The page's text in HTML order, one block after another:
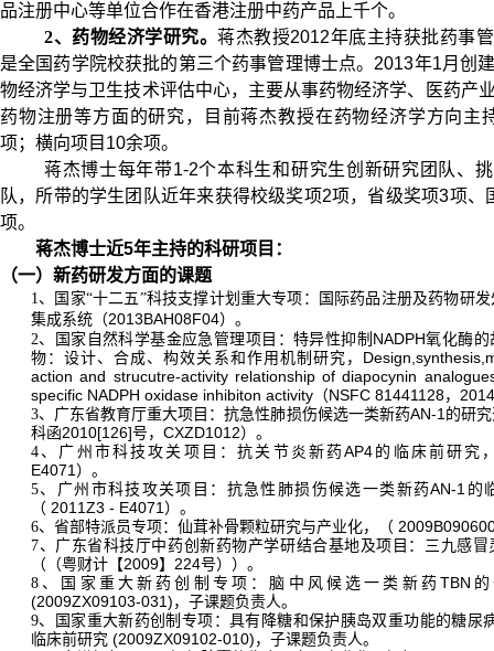
品注册中心等单位合作在香港注册中药产品上千个。
2、药物经济学研究。 蒋杰教授2012年底主持获批药事
是全国药学院校获批的第三个药事管理博士点。 2013年1月创
物经济学与卫生技术评估中心，主要从事药物经济学、医药产
药物注册等方面的研究，目前蒋杰教授在药物经济学方向主
项；横向项目 10余项。
蒋杰博士每年带1-2个本科生和研究生创新研究团队、
队，所带的学生团队近年来获得校级奖项2项，省级奖项3项、
项。
蒋杰博士近5年主持的科研项目：
（一）新药研发方面的课题
1、国家“十二五”科技支撑计划重大专项：国际药品注册及药物研
集成系统（2013BAH08F04）。
2、国家自然科学基金应急管理项目：特异性抑制 NADPH氧化酶的
物：设计、合成、构效关系和作用机制研究，
action and strucutre-activity relationship of diapocynin
specific NADPH oxidase inhibiton activity （NSFC 81441128， 2014
3、广东省教育厅重大项目：抗急性肺损伤候选一类新药AN-1的研
科函2010[126]号， CXZD1012）。
4 、广州市科技攻关项目：抗关节炎新药AP4 的临床前研究
E4071 ）。
5、广州市科技攻关项目：抗急性肺损伤候选一类新药AN-1 的
（ 2011Z3 - E4071 ）。
6、省部特派员专项：仙茸补骨颗粒研究与产业化，（
7、广东省科技厅中药创新药物产学研结合基地及项目：三九感冒
（（粤财计【2009】 224号））。
8 、国家重大新药创制专项：脑中风候选一类新药 TBN
(2009ZX09103-031) ，子课题负责人。
9、国家重大新药创制专项：具有降糖和保护胰岛双重功能的糖尿
临床前研究 (2009ZX09102-010) ，子课题负责人。